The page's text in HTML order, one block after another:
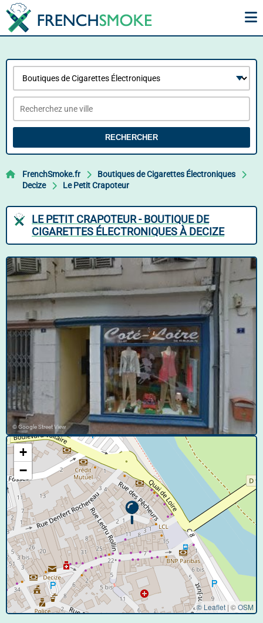
RECHERCHER
FrenchSmoke.fr
Boutiques de Cigarettes Électroniques
Decize
Le Petit Crapoteur
LE PETIT CRAPOTEUR - BOUTIQUE DE
CIGARETTES ÉLECTRONIQUES À DECIZE
© Google Street View
+
−
© Leaflet | ©OSM